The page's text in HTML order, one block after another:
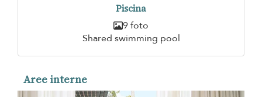
Piscina
9 foto
Shared swimming pool
Aree interne